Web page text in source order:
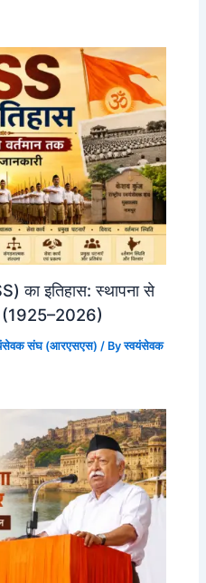
का इतिहास: स्थापना से
(1925–2026)
संघ (आरएसएस) / Byस्वयंसेवक